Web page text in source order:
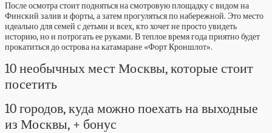
После осмотра стоит подняться на смотровую площадку с видом на
Финский залив и форты, а затем прогуляться по набережной. Это место
идеально для семей с детьми и всех, кто хочет не просто увидеть
историю, но и потрогать ее руками. В теплое время года приятно будет
прокатиться до острова на катамаране «Форт Кроншлот».
10 необычных мест Москвы, которые стоит
посетить
10 городов, куда можно поехать на выходные
из Москвы, + бонус